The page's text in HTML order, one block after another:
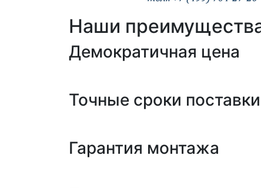
Наши
Демократичная цена
Точные сроки поставки
Гарантия монтажа